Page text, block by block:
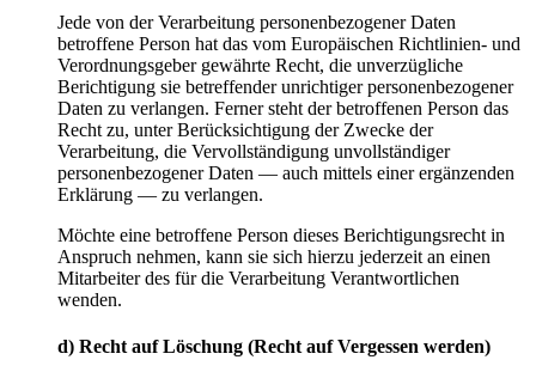
Jede von der Verarbeitung personenbezogener Daten
betroffene Person hat das vom Europäischen Richtlinien- und
Verordnungsgeber gewährte Recht, die unverzügliche
Berichtigung sie betreffender unrichtiger personenbezogener
Daten zu verlangen. Ferner steht der betroffenen Person das
Recht zu, unter Berücksichtigung der Zwecke der
Verarbeitung, die Vervollständigung unvollständiger
personenbezogener Daten — auch mittels einer ergänzenden
Erklärung — zu verlangen.
Möchte eine betroffene Person dieses Berichtigungsrecht in
Anspruch nehmen, kann sie sich hierzu jederzeit an einen
Mitarbeiter des für die Verarbeitung Verantwortlichen
wenden.
d) Recht auf Löschung (Recht auf Vergessen werden)